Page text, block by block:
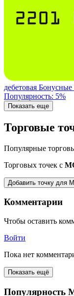
дебетовая Бонусные
Популярность: 5%
Показать еще
Торговые
Популярные
Торговых точек с
Добавить точку для
Комментарии
Чтобы оставить
Войти
Пока нет
Показать ещё
Популярность